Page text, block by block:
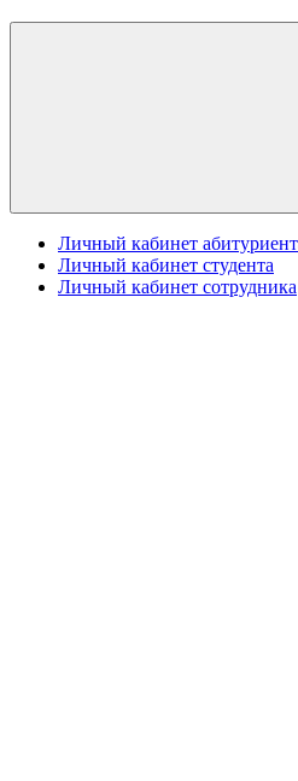
Личный кабинет
Личный кабинет студента
Личный кабинет сотрудника